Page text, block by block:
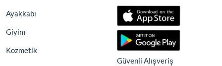
Ayakkabı
Giyim
Kozmetik
Güvenli Alışveriş